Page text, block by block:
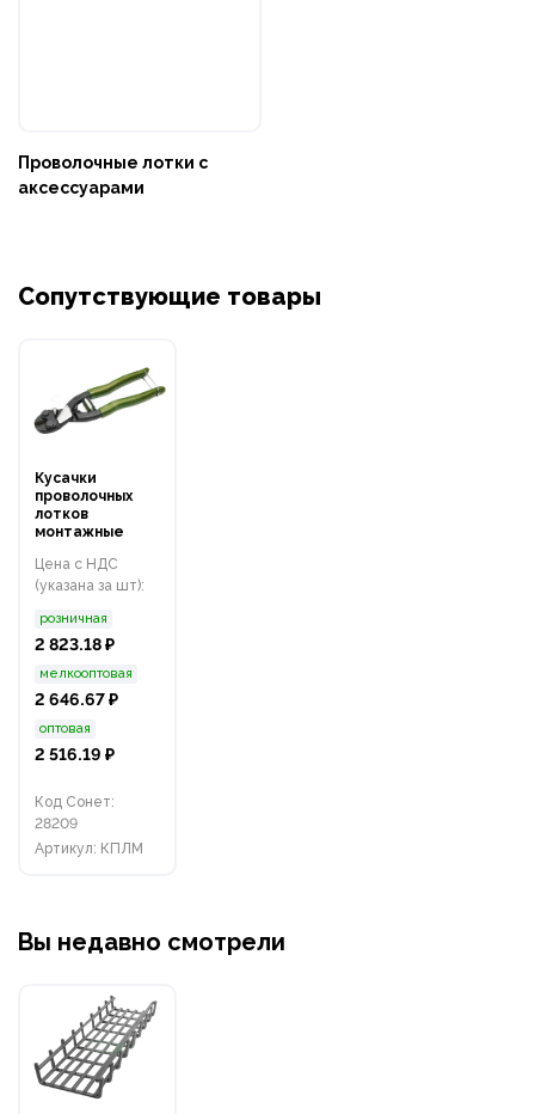
Проволочные лотки с
аксессуарами
Сопутствующие товары
Кусачки
проволочных
лотков
монтажные
Цена с НДС
(указана за шт):
розничная
2 823.18 ₽
мелкооптовая
2 646.67 ₽
оптовая
2 516.19 ₽
Код Сонет:
28209
Артикул: КПЛМ
Вы недавно смотрели